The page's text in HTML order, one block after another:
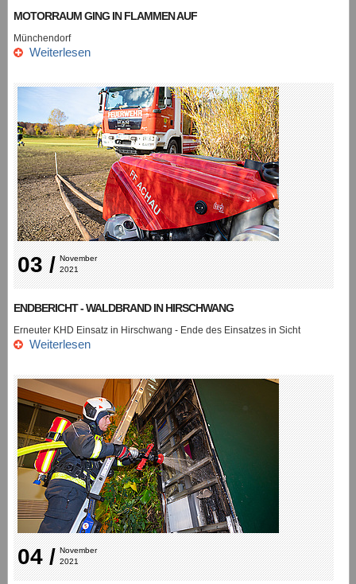
MOTORRAUM GING IN FLAMMEN AUF
Münchendorf
Weiterlesen
03 / November
2021
ENDBERICHT - WALDBRAND IN HIRSCHWANG
Erneuter KHD Einsatz in Hirschwang - Ende des Einsatzes in Sicht
Weiterlesen
04 / November
2021